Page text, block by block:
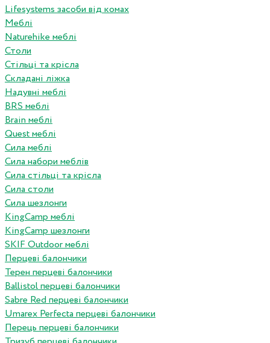
Lifesystems засоби від комах
Меблі
Naturehike меблі
Столи
Стільці та крісла
Складані ліжка
Надувні меблі
BRS меблі
Brain меблі
Quest меблі
Сила меблі
Сила набори меблів
Сила стільці та крісла
Сила столи
Сила шезлонги
KingCamp меблі
KingCamp шезлонги
SKIF Outdoor меблі
Перцеві балончики
Терен перцеві балончики
Ballistol перцеві балончики
Sabre Red перцеві балончики
Umarex Perfecta перцеві балончики
Перець перцеві балончики